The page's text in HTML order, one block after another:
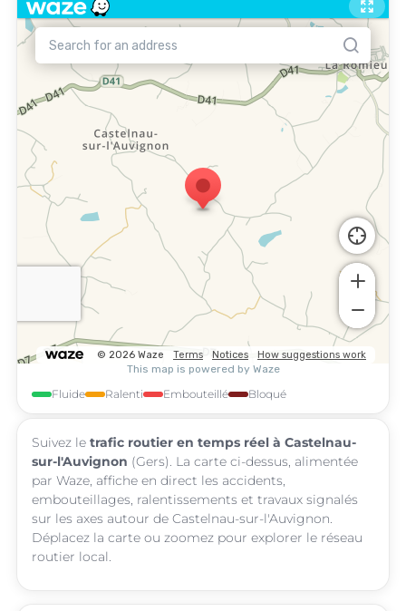
Fluide Ralenti Embouteillé Bloqué
Suivez le trafic routier en temps réel à Castelnau-
sur-l'Auvignon (Gers). La carte ci-dessus, alimentée
par Waze, affiche en direct les accidents,
embouteillages, ralentissements et travaux signalés
sur les axes autour de Castelnau-sur-l'Auvignon.
Déplacez la carte ou zoomez pour explorer le réseau
routier local.